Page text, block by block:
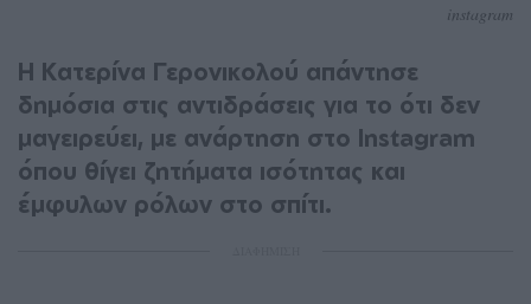
instagram
Η Κατερίνα Γερονικολού απάντησε
δημόσια στις αντιδράσεις για το ότι δεν
μαγειρεύει, με ανάρτηση στο Instagram
όπου θίγει ζητήματα ισότητας και
έμφυλων ρόλων στο σπίτι.